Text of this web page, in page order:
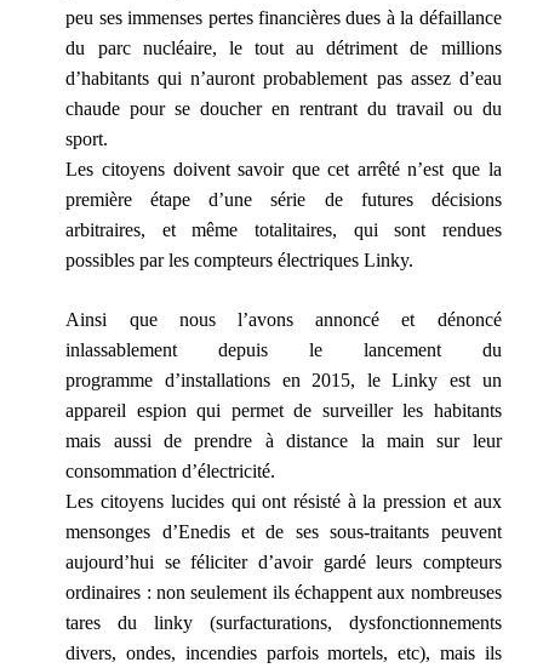
peu ses immenses pertes financières dues à la défaillance
du parc nucléaire, le tout au détriment de millions
d’habitants qui n’auront probablement pas assez d’eau
chaude pour se doucher en rentrant du travail ou du
sport.
Les citoyens doivent savoir que cet arrêté n’est que la
première étape d’une série de futures décisions
arbitraires, et même totalitaires, qui sont rendues
possibles par les compteurs électriques Linky.
Ainsi que nous l’avons annoncé et dénoncé
inlassablement depuis le lancement du
programme d’installations en 2015, le Linky est un
appareil espion qui permet de surveiller les habitants
mais aussi de prendre à distance la main sur leur
consommation d’électricité.
Les citoyens lucides qui ont résisté à la pression et aux
mensonges d’Enedis et de ses sous-traitants peuvent
aujourd’hui se féliciter d’avoir gardé leurs compteurs
ordinaires : non seulement ils échappent aux nombreuses
tares du linky (surfacturations, dysfonctionnements
divers, ondes, incendies parfois mortels, etc), mais ils